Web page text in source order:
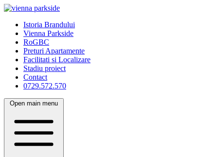
Istoria Brandului
Vienna Parkside
RoGBC
Preturi Apartamente
Facilitati si Localizare
Stadiu proiect
Contact
0729.572.570
Open main menu